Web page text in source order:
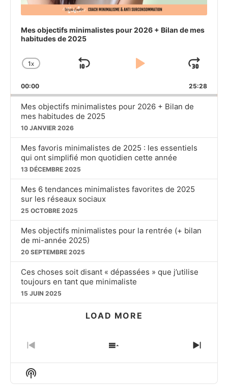
Mes objectifs minimalistes pour 2026 + Bilan de mes
habitudes de 2025
CHANGE
RATE
1X
SKIP
PLAY
PAUSE
00:00 25:28
Mes objectifs minimalistes pour 2026 + Bilan de
mes habitudes de 2025
10 JANVIER 2026
Mes favoris minimalistes de 2025 : les essentiels
qui ont simplifié mon quotidien cette année
13 DÉCEMBRE 2025
Mes 6 tendances minimalistes favorites de 2025
sur les réseaux sociaux
25 OCTOBRE 2025
Mes objectifs minimalistes pour la rentrée (+ bilan
de mi-année 2025)
20 SEPTEMBRE 2025
Ces choses soit disant « dépassées » que j’utilise
toujours en tant que minimaliste
15 JUIN 2025
LOAD MORE
PREVIOUS
EPISODE
SHOW
EPISODES
NEXT
Show